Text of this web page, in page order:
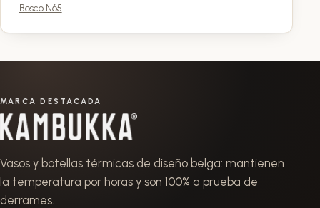
Bosco N65
MARCA DESTACADA
Kambukka
Vasos y botellas térmicas de diseño belga: mantienen
la temperatura por horas y son 100% a prueba de
derrames.